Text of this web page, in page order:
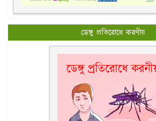
ডেঙ্গু প্রতিরোধে করণীয়